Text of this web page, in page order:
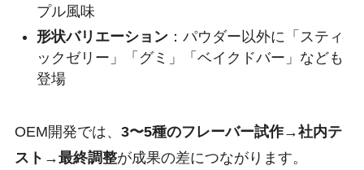
プル風味
形状バリエーション：パウダー以外に「スティ
ックゼリー」「グミ」「ベイクドバー」なども
登場
OEM開発では、 3〜5種のフレーバー試作→社内テ
スト→最終調整が成果の差につながります。